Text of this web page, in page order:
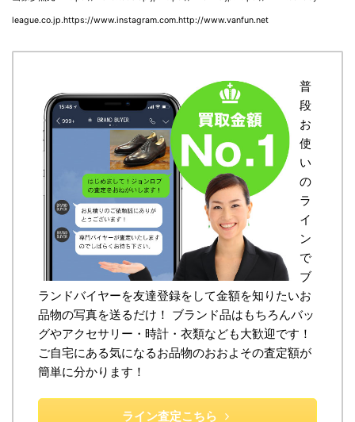
league.co.jp.https://www.instagram.com.http://www.vanfun.net
普
段
お
使
い
の
ラ
イ
ン
で
ブ
ランドバイヤーを友達登録をして金額を知りたいお
品物の写真を送るだけ！ ブランド品はもちろんバッ
グやアクセサリー・時計・衣類なども大歓迎です！
ご自宅にある気になるお品物のおおよその査定額が
簡単に分かります！
ライン査定こちら